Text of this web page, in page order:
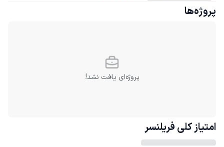
پروژه‌ها
پروژه‌ای یافت نشد!
امتیاز کلی فریلنسر